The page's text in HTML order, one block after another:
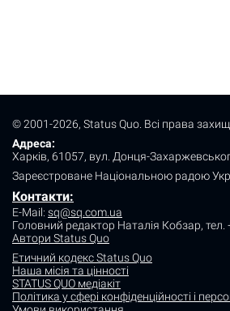
© 2001-2026, Status Quo. Всі права
Адреса:
Харків, 61057, вул. Донця-
Зареєстроване Національною радою
Контакти:
E-Mail: sq@sq.com.ua
Головний редактор Наталія Кобзар, тел.
Автори Status Quo
Етичний кодекс Status Quo
Наша місія та цінності
STATUS QUO медіакіт
Політика у сфері конфіденційності і